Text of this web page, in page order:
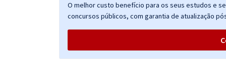
O melhor custo benefício para os seus estudos e
concursos públicos, com garantia de atualização